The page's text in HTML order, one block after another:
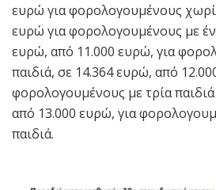
ευρώ για φορολογουμένους
ευρώ για φορολογουμένους με
ευρώ, από 11.000 ευρώ, για
παιδιά, σε 14.364 ευρώ, από
φορολογουμένους με τρία
από 13.000 ευρώ, για
παιδιά.